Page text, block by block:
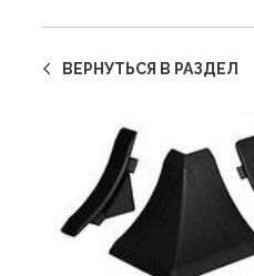
ВЕРНУТЬСЯ В РАЗДЕЛ